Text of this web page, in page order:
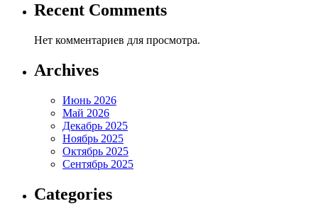
Recent Comments
Нет комментариев для просмотра.
Archives
Июнь 2026
Май 2026
Декабрь 2025
Ноябрь 2025
Октябрь 2025
Сентябрь 2025
Categories